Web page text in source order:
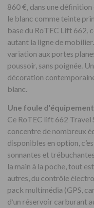
860 €, dans une
le blanc comme teinte
base du RoTEC Lift 662,
autant la ligne de
variation aux portes
poussoir, sans poignée.
décoration
blanc.
Une foule
Ce RoTEC lift 662 Travel
concentre de nombreux
disponibles en option,
sonnantes et
la main à la poche, tout
autres, du contrôle
pack multimédia (GPS,
d’un réservoir carburant